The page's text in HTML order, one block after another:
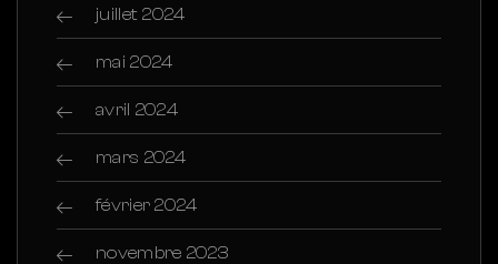
juillet 2024
mai 2024
avril 2024
mars 2024
février 2024
novembre 2023